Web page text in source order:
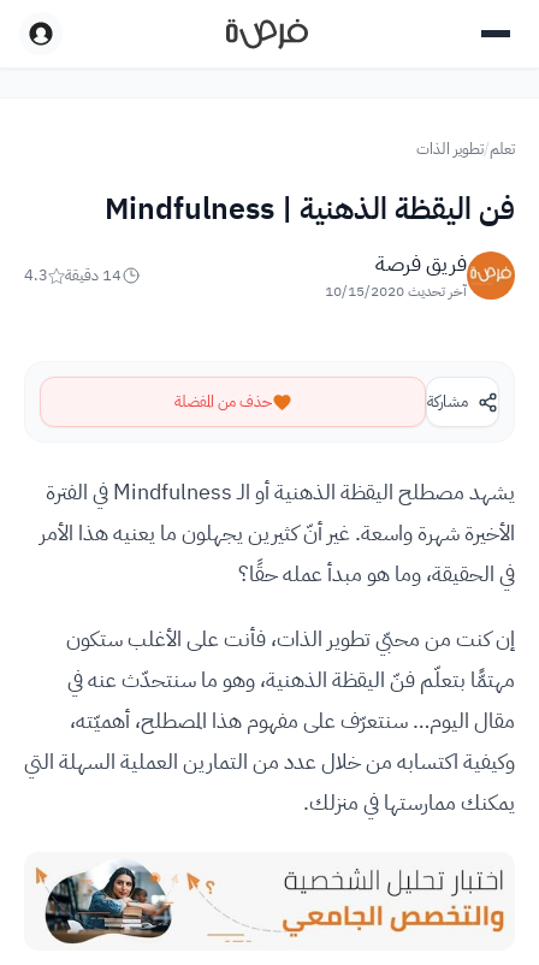
تعلم/تطوير الذات
فن اليقظة الذهنية | Mindfulness
فريق فرصة
آخر تحديث10/15/2020
14 دقيقة 4.3
مشاركة حذف من المفضلة
يشهد مصطلح اليقظة الذهنية أو الـ Mindfulness في الفترة
الأخيرة شهرة واسعة. غير أنّ كثيرين يجهلون ما يعنيه هذا الأمر
في الحقيقة، وما هو مبدأ عمله حقًا؟
إن كنت من محبّي تطوير الذات، فأنت على الأغلب ستكون
مهتمًّا بتعلّم فنّ اليقظة الذهنية، وهو ما سنتحدّث عنه في
مقال اليوم… سنتعرّف على مفهوم هذا المصطلح، أهميّته،
وكيفية اكتسابه من خلال عدد من التمارين العملية السهلة التي
يمكنك ممارستها في منزلك.